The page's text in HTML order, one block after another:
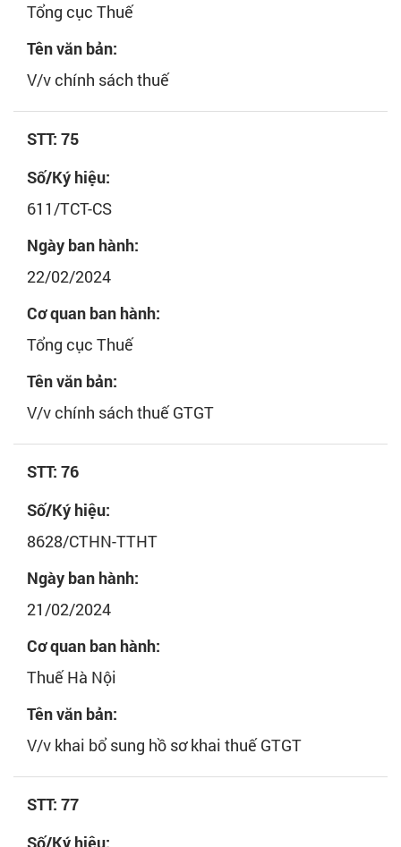
Tổng cục Thuế
Tên văn bản:
V/v chính sách thuế
STT: 75
Số/Ký hiệu:
611/TCT-CS
Ngày ban hành:
22/02/2024
Cơ quan ban hành:
Tổng cục Thuế
Tên văn bản:
V/v chính sách thuế GTGT
STT: 76
Số/Ký hiệu:
8628/CTHN-TTHT
Ngày ban hành:
21/02/2024
Cơ quan ban hành:
Thuế Hà Nội
Tên văn bản:
V/v khai bổ sung hồ sơ khai thuế GTGT
STT: 77
Số/Ký hiệu: